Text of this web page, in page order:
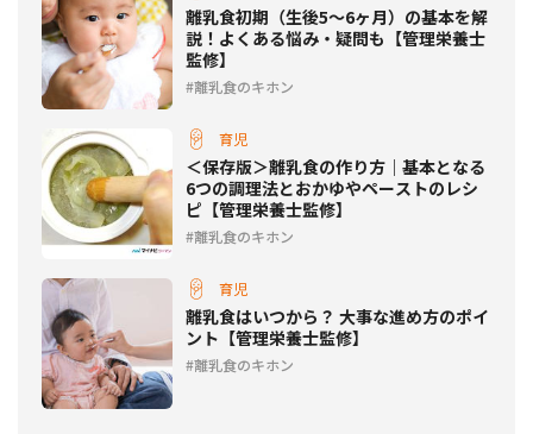
離乳食初期（生後5〜6ヶ月）の基本を解
説！よくある悩み・疑問も【管理栄養士
監修】
離乳食のキホン
育児
＜保存版＞離乳食の作り方｜基本となる
6つの調理法とおかゆやペーストのレシ
ピ【管理栄養士監修】
離乳食のキホン
育児
離乳食はいつから？ 大事な進め方のポイ
ント【管理栄養士監修】
離乳食のキホン